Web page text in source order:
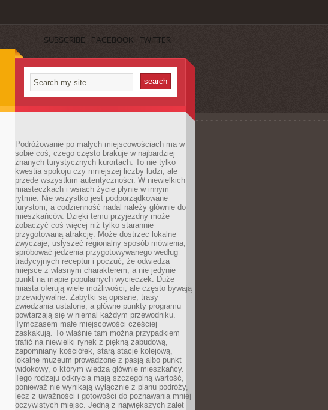
SUBSCRIBE FACEBOOK TWITTER
Podróżowanie po małych miejscowościach ma w
sobie coś, czego często brakuje w najbardziej
znanych turystycznych kurortach. To nie tylko
kwestia spokoju czy mniejszej liczby ludzi, ale
przede wszystkim autentyczności. W niewielkich
miasteczkach i wsiach życie płynie w innym
rytmie. Nie wszystko jest podporządkowane
turystom, a codzienność nadal należy głównie do
mieszkańców. Dzięki temu przyjezdny może
zobaczyć coś więcej niż tylko starannie
przygotowaną atrakcję. Może dostrzec lokalne
zwyczaje, usłyszeć regionalny sposób mówienia,
spróbować jedzenia przygotowywanego według
tradycyjnych receptur i poczuć, że odwiedza
miejsce z własnym charakterem, a nie jedynie
punkt na mapie popularnych wycieczek. Duże
miasta oferują wiele możliwości, ale często bywają
przewidywalne. Zabytki są opisane, trasy
zwiedzania ustalone, a główne punkty programu
powtarzają się w niemal każdym przewodniku.
Tymczasem małe miejscowości częściej
zaskakują. To właśnie tam można przypadkiem
trafić na niewielki rynek z piękną zabudową,
zapomniany kościółek, starą stację kolejową,
lokalne muzeum prowadzone z pasją albo punkt
widokowy, o którym wiedzą głównie mieszkańcy.
Tego rodzaju odkrycia mają szczególną wartość,
ponieważ nie wynikają wyłącznie z planu podróży,
lecz z uważności i gotowości do poznawania mniej
oczywistych miejsc. Jedną z największych zalet